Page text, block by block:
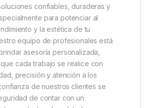
confiables, duraderas y
para potenciar al
y la estética de tu
equipo de profesionales está
asesoría personalizada,
cada trabajo se realice con
precisión y atención a los
de nuestros clientes se
de contar con un